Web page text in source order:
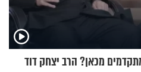
מכאן? הרב יצחק דוד